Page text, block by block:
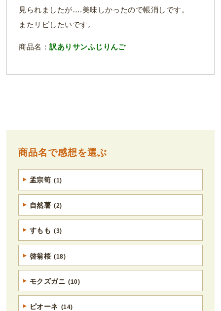
見られましたが….美味しかったので帳消しです。
またリピしたいです。
商品名：訳ありサンふじりんご
商品名で感想を選ぶ
孟宗筍 (1)
自然薯 (2)
すもも (3)
啓翁桜 (18)
モクズガニ (10)
ピオーネ (14)